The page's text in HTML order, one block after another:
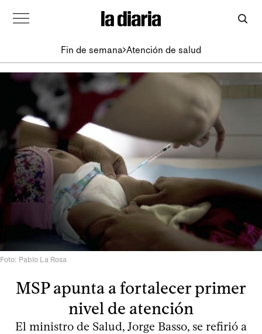
Fin de semana Atención de salud
Foto: Pablo La Rosa
MSP apunta a fortalecer primer
nivel de atención
El ministro de Salud, Jorge Basso, se refirió a